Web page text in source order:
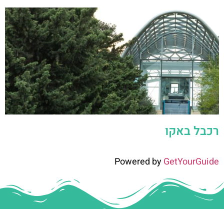
רכבל באקו
Powered byGetYourGuide